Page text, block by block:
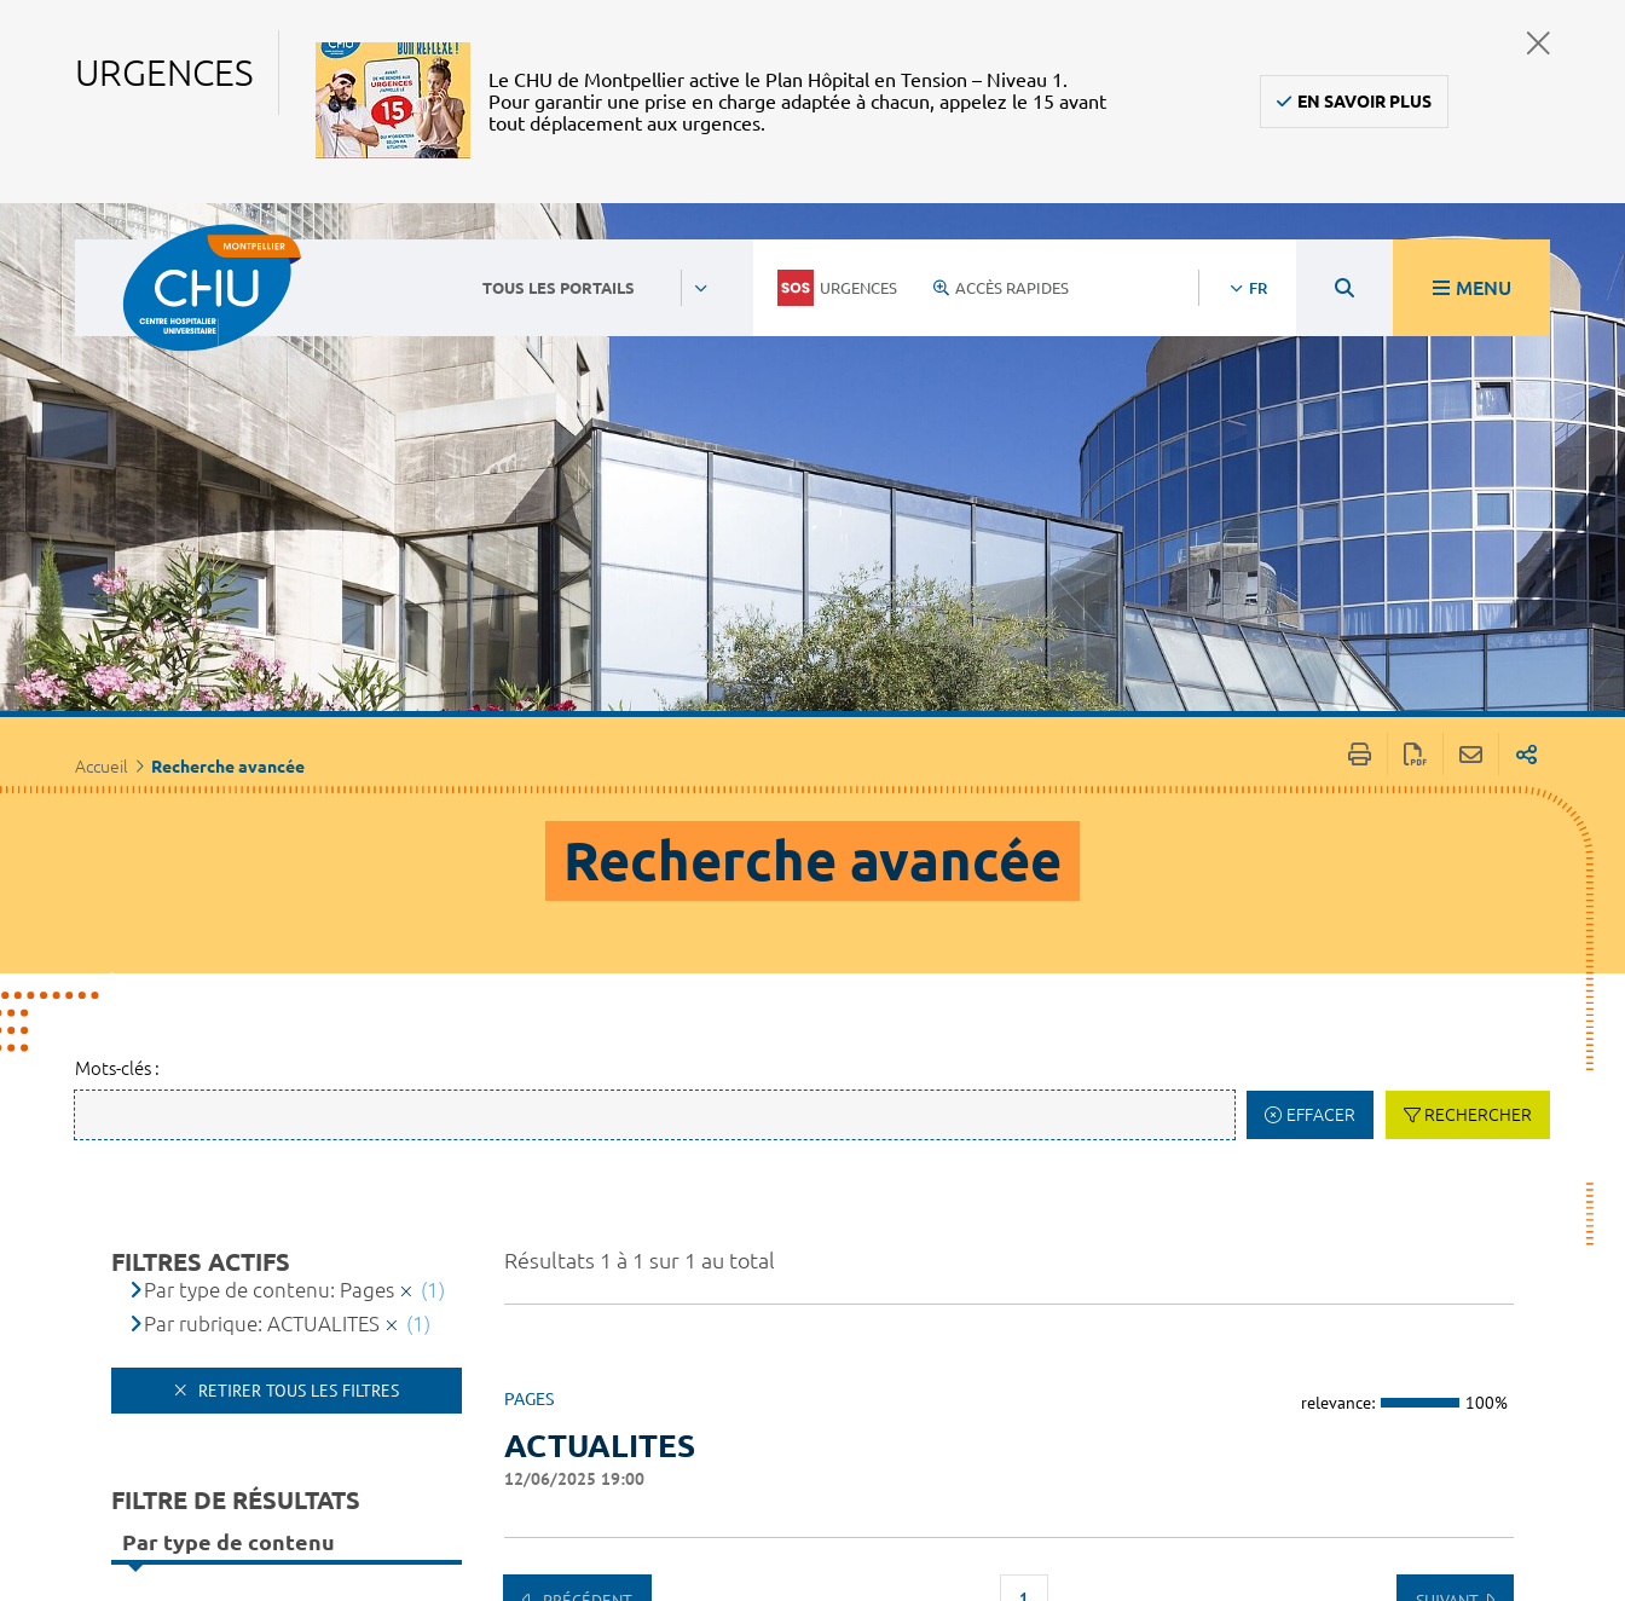
URGENCES
Le CHU de Montpellier active le Plan Hôpital en Tension – Niveau 1.
Pour garantir une prise en charge adaptée à chacun, appelez le 15 avant
tout déplacement aux urgences.
EN SAVOIR PLUS
TOUS LES PORTAILS URGENCES ACCÈS RAPIDES FR MENU
Accueil Recherche avancée
Recherche avancée
Mots-clés :
EFFACER RECHERCHER
Résultats 1 à 1 sur 1 au total
PAGES relevance: 100%
ACTUALITES
12/06/2025 19:00
FILTRES ACTIFS
Par type de contenu: Pages
(1)
Par rubrique: ACTUALITES
(1)
RETIRER TOUS LES FILTRES
FILTRE DE RÉSULTATS
Par type de contenu